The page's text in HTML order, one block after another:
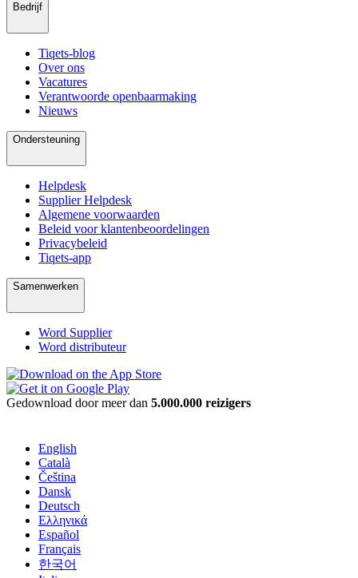
Bedrijf
Tiqets-blog
Over ons
Vacatures
Verantwoorde openbaarmaking
Nieuws
Ondersteuning
Helpdesk
Supplier Helpdesk
Algemene voorwaarden
Beleid voor klantenbeoordelingen
Privacybeleid
Tiqets-app
Samenwerken
Word Supplier
Word distributeur
Gedownload door meer dan 5.000.000 reizigers
English
Català
Čeština
Dansk
Deutsch
Ελληνικά
Español
Français
한국어